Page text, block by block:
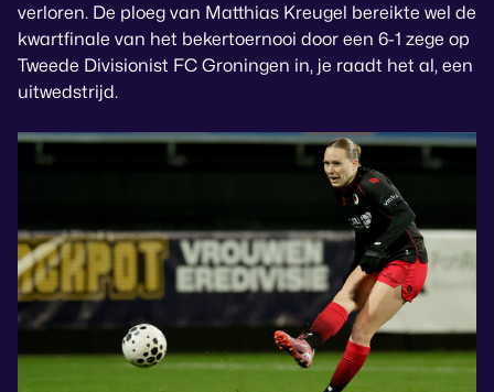
verloren. De ploeg van Matthias Kreugel bereikte wel de
kwartfinale van het bekertoernooi door een 6-1 zege op
Tweede Divisionist FC Groningen in, je raadt het al, een
uitwedstrijd.